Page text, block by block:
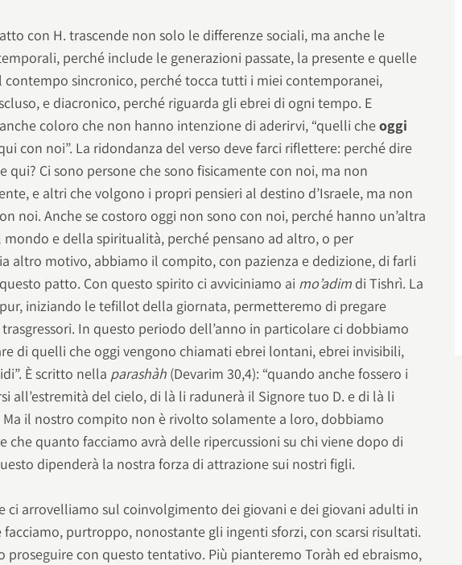
con H. trascende non solo le differenze sociali, ma anche le
perché include le generazioni passate, la presente e quelle
contempo sincronico, perché tocca tutti i miei contemporanei,
e diacronico, perché riguarda gli ebrei di ogni tempo. E
coloro che non hanno intenzione di aderirvi, “quelli cheoggi
con noi”. La ridondanza del verso deve farci riflettere: perché dire
qui? Ci sono persone che sono fisicamente con noi, ma non
e altri che volgono i propri pensieri al destino d’Israele, ma non
noi. Anche se costoro oggi non sono con noi, perché hanno un’altra
mondo e della spiritualità, perché pensano ad altro, o per
altro motivo, abbiamo il compito, con pazienza e dedizione, di farli
patto. Con questo spirito ci avviciniamo ai mo’adim di Tishrì. La
iniziando le tefillot della giornata, permetteremo di pregare
trasgressori. In questo periodo dell’anno in particolare ci dobbiamo
di quelli che oggi vengono chiamati ebrei lontani, ebrei invisibili,
È scritto nella parashàh (Devarim 30,4): “quando anche fossero i
all’estremità del cielo, di là li radunerà il Signore tuo D. e di là li
Ma il nostro compito non è rivolto solamente a loro, dobbiamo
che quanto facciamo avrà delle ripercussioni su chi viene dopo di
dipenderà la nostra forza di attrazione sui nostri figli.
ci arrovelliamo sul coinvolgimento dei giovani e dei giovani adulti in
purtroppo, nonostante gli ingenti sforzi, con scarsi risultati.
proseguire con questo tentativo. Più pianteremo Toràh ed ebraismo,